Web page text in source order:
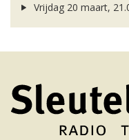
Vrijdag 20 maart,